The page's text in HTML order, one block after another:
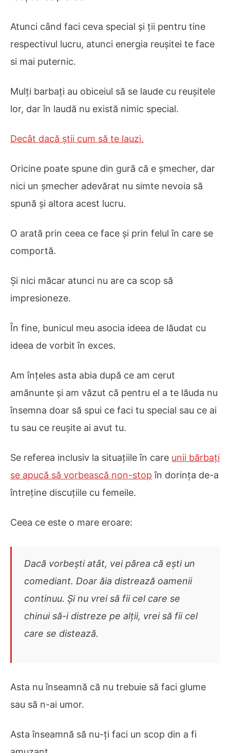
Atunci când faci ceva special și ții pentru tine
respectivul lucru, atunci energia reușitei te face
si mai puternic.
Mulți barbați au obiceiul să se laude cu reușitele
lor, dar în laudă nu există nimic special.
Decât dacă știi cum să te lauzi.
Oricine poate spune din gură că e șmecher, dar
nici un șmecher adevărat nu simte nevoia să
spună și altora acest lucru.
O arată prin ceea ce face și prin felul în care se
comportă.
Și nici măcar atunci nu are ca scop să
impresioneze.
În fine, bunicul meu asocia ideea de lăudat cu
ideea de vorbit în exces.
Am înțeles asta abia după ce am cerut
amănunte și am văzut că pentru el a te lăuda nu
însemna doar să spui ce faci tu special sau ce ai
tu sau ce reușite ai avut tu.
Se referea inclusiv la situațiile în care unii bărbați
se apucă să vorbească non-stop în dorința de-a
întreține discuțiile cu femeile.
Ceea ce este o mare eroare:
Dacă vorbești atât, vei părea că ești un
comediant. Doar ăia distrează oamenii
continuu. Și nu vrei să fii cel care se
chinui să-i distreze pe alții, vrei să fii cel
care se distează.
Asta nu înseamnă că nu trebuie să faci glume
sau să n-ai umor.
Asta înseamnă să nu-ți faci un scop din a fi